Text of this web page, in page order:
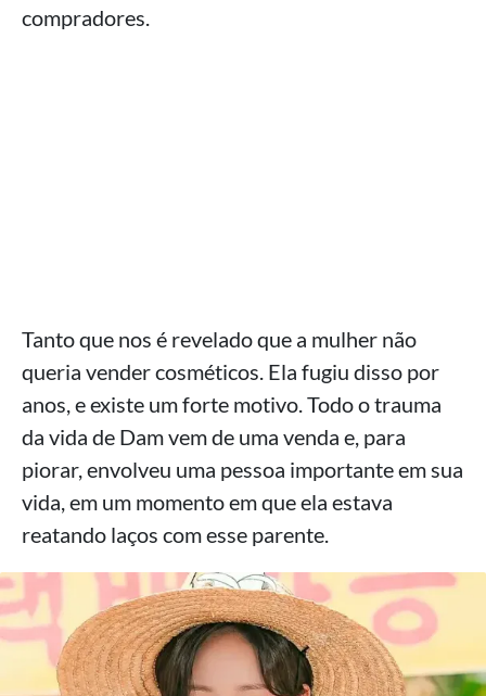
compradores.
Tanto que nos é revelado que a mulher não
queria vender cosméticos. Ela fugiu disso por
anos, e existe um forte motivo. Todo o trauma
da vida de Dam vem de uma venda e, para
piorar, envolveu uma pessoa importante em sua
vida, em um momento em que ela estava
reatando laços com esse parente.